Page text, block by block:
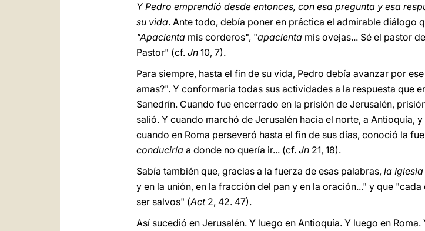
Y Pedro emprendió desde entonces, con esa pregunta y esa
su vida. Ante todo, debía poner en práctica el admirable diálogo
"Apacienta mis corderos", "apacienta mis ovejas... Sé el pastor
Pastor" (cf. Jn 10, 7).
Para siempre, hasta el fin de su vida, Pedro debía avanzar por
amas?". Y conformaría todas sus actividades a la respuesta que
Sanedrín. Cuando fue encerrado en la prisión de Jerusalén,
salió. Y cuando marchó de Jerusalén hacia el norte, a Antioquía,
cuando en Roma perseveró hasta el fin de sus días, conoció la
conduciría a donde no quería ir... (cf. Jn 21, 18).
Sabía también que, gracias a la fuerza de esas palabras, la
y en la unión, en la fracción del pan y en la oración..." y que
ser salvos" (Act2, 42. 47).
Así sucedió en Jerusalén. Y luego en Antioquía. Y luego en